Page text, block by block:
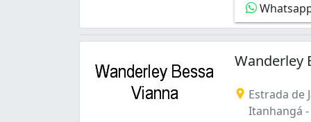
Jacarezinho (1)
Jacaré (1)
Jardim Sulacap (2)
Wanderley
Estrada de
Itanhangá -